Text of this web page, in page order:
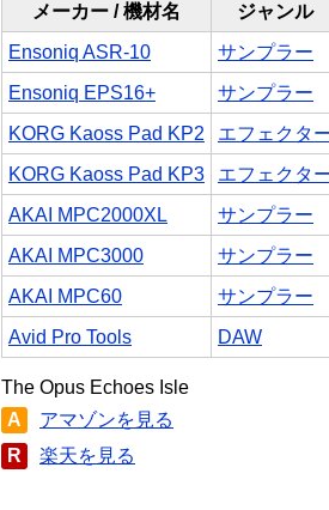
メーカー / 機材名
ジャンル
Ensoniq ASR-10
サンプラー
Ensoniq EPS16+
サンプラー
KORG Kaoss Pad KP2
エフェクタ
KORG Kaoss Pad KP3
エフェクタ
AKAI MPC2000XL
サンプラー
AKAI MPC3000
サンプラー
AKAI MPC60
サンプラー
Avid Pro Tools
DAW
The Opus Echoes Isle
A
アマゾンを見る
R
楽天を見る